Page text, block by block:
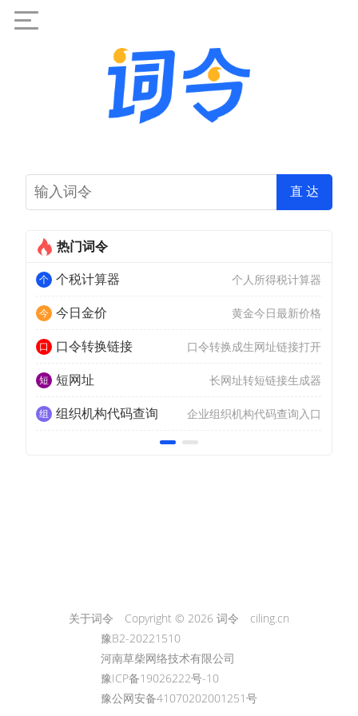
直 达
热门词令
个税计算器
个人所得税计算器
今日金价 黄金今日最新价格
口令转换链接 口令转换成生网址链接打开
短网址 长网址转短链接生成器
组织机构代码查询 企业组织机构代码查询入口
关于词令 Copyright © 2026 词令
ciling.cn
豫B2-20221510
河南草柴网络技术有限公司
豫ICP备19026222号-10
豫公网安备41070202001251号